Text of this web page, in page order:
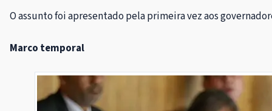
O assunto foi apresentado pela primeira vez aos
Marco temporal